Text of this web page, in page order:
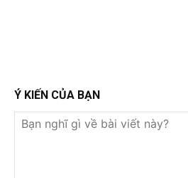
Ý KIẾN CỦA BẠN